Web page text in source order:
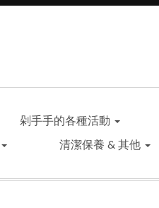
剁手手的各種活動
清潔保養 & 其他